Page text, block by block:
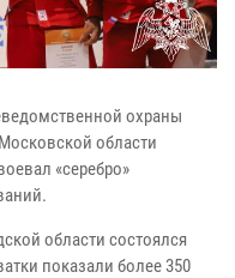
охраны
области
«серебро»
области состоялся
показали более 350